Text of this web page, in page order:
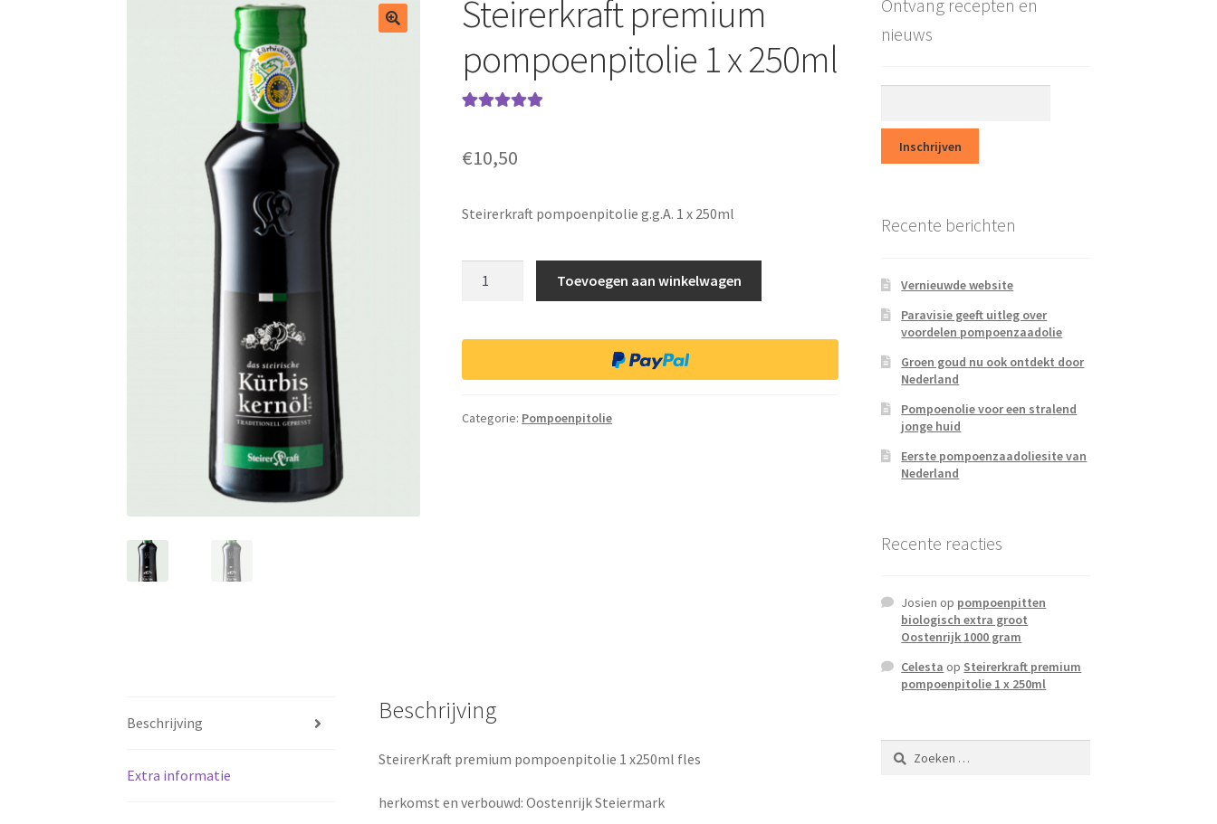
Steirerkraft premium
pompoenpitolie 1 x 250ml
gebaseerd op
ing
€10,50
Steirerkraft pompoenpitolie g.g.A. 1 x 250ml
1
250ml
Toevoegen aan winkelwagen
Categorie: Pompoenpitolie
Beschrijving
Extra informatie
Beschrijving
SteirerKraft premium pompoenpitolie 1 x250ml fles
herkomst en verbouwd: Oostenrijk Steiermark
Ontvang recepten en
nieuws
Recente berichten
Vernieuwde website
Paravisie geeft uitleg over
voordelen pompoenzaadolie
Groen goud nu ook ontdekt door
Nederland
Pompoenolie voor een stralend
jonge huid
Eerste pompoenzaadoliesite van
Nederland
Recente reacties
Josien op pompoenpitten
biologisch extra groot
Oostenrijk 1000 gram
Celesta op Steirerkraft premium
pompoenpitolie 1 x 250ml
Zoeken
naar: